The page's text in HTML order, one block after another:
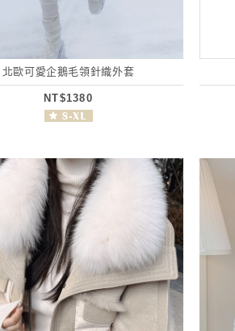
北歐可愛企鵝毛領針織外套
NT$1380